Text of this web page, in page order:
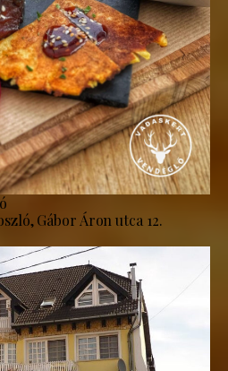
Gábor Áron utca 12.